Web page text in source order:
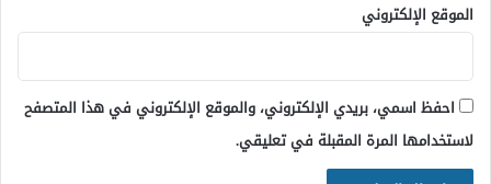
الموقع الإلكتروني
احفظ اسمي، بريدي الإلكتروني، والموقع الإلكتروني في هذا المتصفح
لاستخدامها المرة المقبلة في تعليقي.